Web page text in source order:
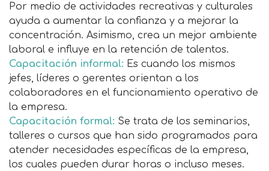
Por medio de actividades recreativas y culturales
ayuda a aumentar la confianza y a mejorar la
concentración. Asimismo, crea un mejor ambiente
laboral e influye en la retención de talentos.
Capacitación informal: Es cuando los mismos
jefes, líderes o gerentes orientan a los
colaboradores en el funcionamiento operativo de
la empresa.
Capacitación formal: Se trata de los seminarios,
talleres o cursos que han sido programados para
atender necesidades específicas de la empresa,
los cuales pueden durar horas o incluso meses.